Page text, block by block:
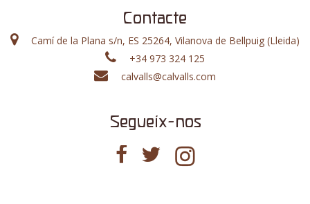
Contacte
Camí de la Plana s/n, ES 25264, Vilanova de Bellpuig (Lleida)
+34 973 324 125
calvalls@calvalls.com
Segueix-nos